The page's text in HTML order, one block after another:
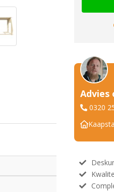
Advies
0320